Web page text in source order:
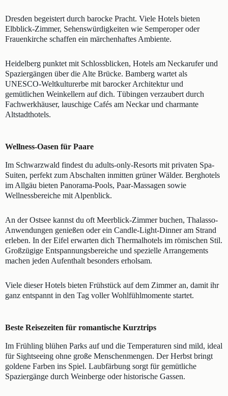
Dresden begeistert durch barocke Pracht. Viele Hotels bieten
Elbblick-Zimmer, Sehenswürdigkeiten wie Semperoper oder
Frauenkirche schaffen ein märchenhaftes Ambiente.
Heidelberg punktet mit Schlossblicken, Hotels am Neckarufer und
Spaziergängen über die Alte Brücke. Bamberg wartet als
UNESCO-Weltkulturerbe mit barocker Architektur und
gemütlichen Weinkellern auf dich. Tübingen verzaubert durch
Fachwerkhäuser, lauschige Cafés am Neckar und charmante
Altstadthotels.
Wellness-Oasen für Paare
Im Schwarzwald findest du adults-only-Resorts mit privaten Spa-
Suiten, perfekt zum Abschalten inmitten grüner Wälder. Berghotels
im Allgäu bieten Panorama-Pools, Paar-Massagen sowie
Wellnessbereiche mit Alpenblick.
An der Ostsee kannst du oft Meerblick-Zimmer buchen, Thalasso-
Anwendungen genießen oder ein Candle-Light-Dinner am Strand
erleben. In der Eifel erwarten dich Thermalhotels im römischen Stil.
Großzügige Entspannungsbereiche und spezielle Arrangements
machen jeden Aufenthalt besonders erholsam.
Viele dieser Hotels bieten Frühstück auf dem Zimmer an, damit ihr
ganz entspannt in den Tag voller Wohlfühlmomente startet.
Beste Reisezeiten für romantische Kurztrips
Im Frühling blühen Parks auf und die Temperaturen sind mild, ideal
für Sightseeing ohne große Menschenmengen. Der Herbst bringt
goldene Farben ins Spiel. Laubfärbung sorgt für gemütliche
Spaziergänge durch Weinberge oder historische Gassen.